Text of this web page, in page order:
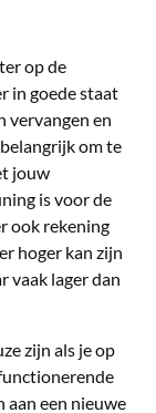
op de
in goede staat
vervangen en
om te
jouw
is voor de
ook rekening
hoger kan zijn
vaak lager dan
zijn als je op
aan een nieuwe